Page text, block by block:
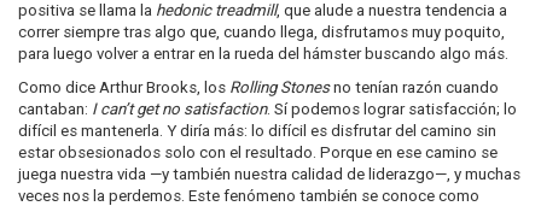
positiva se llama la hedonic treadmill, que alude a nuestra tendencia a
correr siempre tras algo que, cuando llega, disfrutamos muy poquito,
para luego volver a entrar en la rueda del hámster buscando algo más.
Como dice Arthur Brooks, los Rolling Stonesno tenían razón cuando
cantaban: I can’t get no satisfaction. Sí podemos lograr satisfacción; lo
difícil es mantenerla. Y diría más: lo difícil es disfrutar del camino sin
estar obsesionados solo con el resultado. Porque en ese camino se
juega nuestra vida —y también nuestra calidad de liderazgo—, y muchas
veces nos la perdemos. Este fenómeno también se conoce como